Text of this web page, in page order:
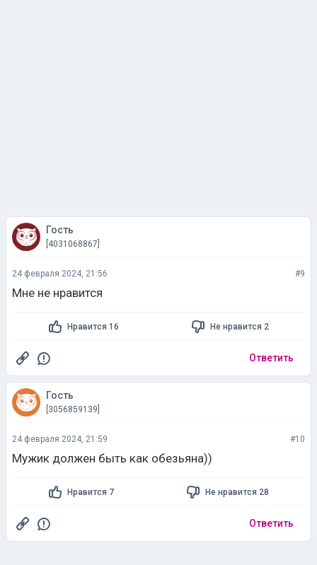
Гость
[4031068867]
24 февраля 2024, 21:56 #9
Мне не нравится
Нравится 16 Не нравится 2
Ответить
Гость
[3056859139]
24 февраля 2024, 21:59 #10
Мужик должен быть как обезьяна))
Нравится 7 Не нравится 28
Ответить